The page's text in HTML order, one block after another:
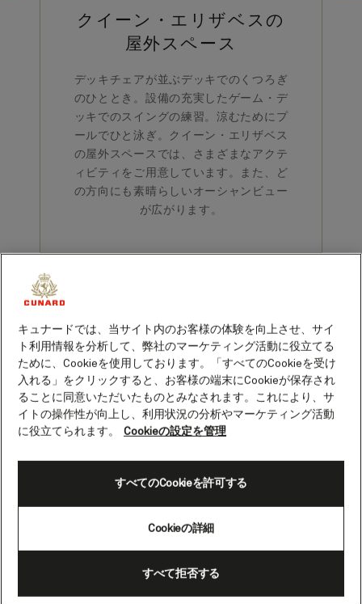
クイーン・エリザベスの
屋外スペース
デッキチェアが並ぶデッキでのくつろぎ
のひととき。設備の充実したゲーム・デ
ッキでのスイングの練習。涼むためにプ
ールでひと泳ぎ。クイーン・エリザベス
の屋外スペースでは、さまざまなアクテ
ィビティをご用意しています。また、ど
の方向にも素晴らしいオーシャンビュー
が広がります。
キュナードでは、当サイト内のお客様の体験を向上させ、サイ
ト利用情報を分析して、弊社のマーケティング活動に役立てる
ために、Cookieを使用しております。「すべてのCookieを受け
入れる」をクリックすると、お客様の端末にCookieが保存され
ることに同意いただいたものとみなされます。これにより、サ
イトの操作性が向上し、利用状況の分析やマーケティング活動
に役立てられます。
Cookieの設定を管理
Cookieの詳細
すべて拒否する
すべてのCookieを許可する